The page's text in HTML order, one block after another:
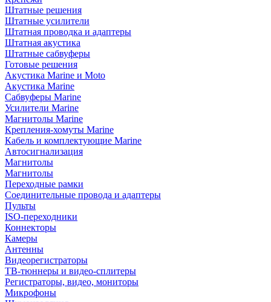
Штатные решения
Штатные усилители
Штатная проводка и адаптеры
Штатная акустика
Штатные сабвуферы
Готовые решения
Акустика Marine и Moto
Акустика Marine
Сабвуферы Marine
Усилители Marine
Магнитолы Marine
Крепления-хомуты Marine
Кабель и комплектующие Marine
Автосигнализация
Магнитолы
Магнитолы
Переходные рамки
Соединительные провода и адаптеры
Пульты
ISO-переходники
Коннекторы
Камеры
Антенны
Видеорегистраторы
ТВ-тюннеры и видео-сплитеры
Регистраторы, видео, мониторы
Микрофоны